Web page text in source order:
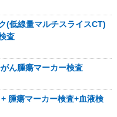
(低線量マルチスライスCT)
査
ん腫瘍マーカー検査
腫瘍マーカー検査+血液検